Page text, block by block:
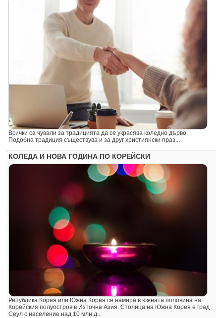
Всички са чували за традицията да се украсява коледно дърво.
Подобна традиция съществува и за друг християнски праз...
КОЛЕДА И НОВА ГОДИНА ПО КОРЕЙСКИ
Република Корея или Южна Корея се намира в южната половина на
Корейския полуостров в Източна Азия. Столица на Южна Корея е град
Сеул с население над 10 млн.д...